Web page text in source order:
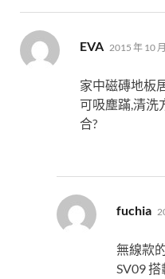
EVA 表
示:
2015 年 10
家中磁磚地板
可吸塵蹣,清洗
合?
fuchia 表
無線款
SV09